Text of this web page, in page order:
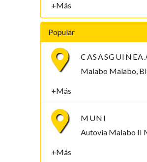
+Más
Popular
+Más
MUNI
+Más